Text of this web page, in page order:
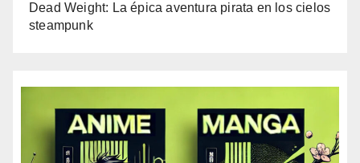
Dead Weight: La épica aventura pirata en los cielos
steampunk